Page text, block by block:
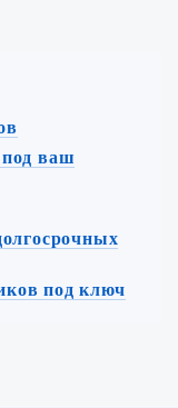
под ваш
под ключ